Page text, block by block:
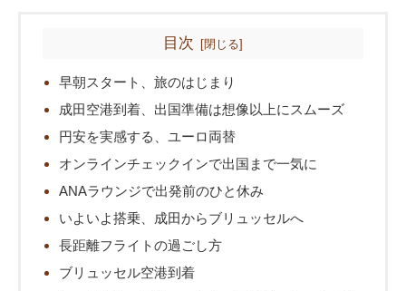
目次
早朝スタート、旅のはじまり
成田空港到着、出国準備は想像以上にスムーズ
円安を実感する、ユーロ両替
オンラインチェックインで出国まで一気に
ANAラウンジで出発前のひと休み
いよいよ搭乗、成田からブリュッセルへ
長距離フライトの過ごし方
ブリュッセル空港到着